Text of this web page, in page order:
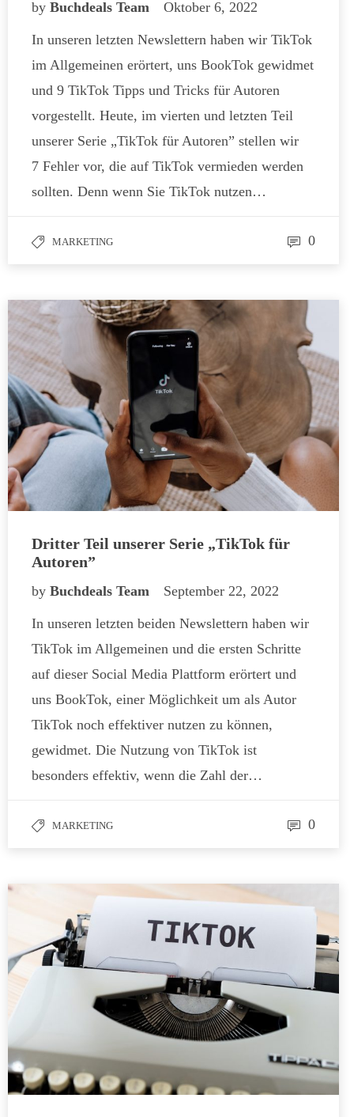
byBuchdeals Team Oktober 6, 2022
In unseren letzten Newslettern haben wir TikTok
im Allgemeinen erörtert, uns BookTok gewidmet
und 9 TikTok Tipps und Tricks für Autoren
vorgestellt. Heute, im vierten und letzten Teil
unserer Serie „TikTok für Autoren” stellen wir
7 Fehler vor, die auf TikTok vermieden werden
sollten. Denn wenn Sie TikTok nutzen…
MARKETING 0
Dritter Teil unserer Serie „TikTok für
Autoren”
byBuchdeals Team September 22, 2022
In unseren letzten beiden Newslettern haben wir
TikTok im Allgemeinen und die ersten Schritte
auf dieser Social Media Plattform erörtert und
uns BookTok, einer Möglichkeit um als Autor
TikTok noch effektiver nutzen zu können,
gewidmet. Die Nutzung von TikTok ist
besonders effektiv, wenn die Zahl der…
MARKETING 0